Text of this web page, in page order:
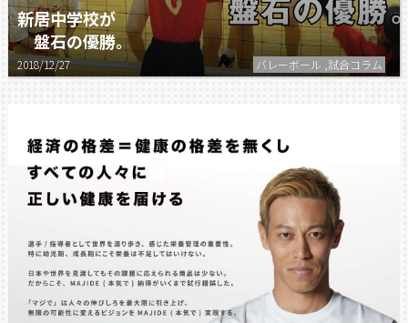
新居中学校が
盤石の優勝。
2018/12/27 バレーボール ,試合コラム